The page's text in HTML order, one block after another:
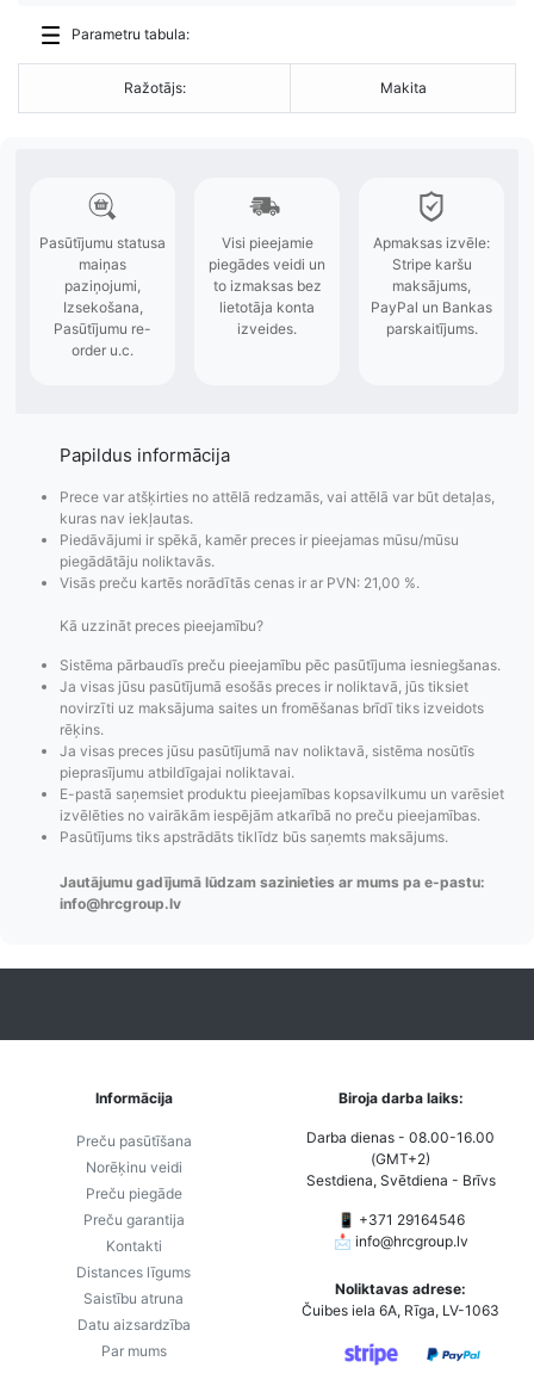
Parametru tabula:
Ražotājs: Makita
Pasūtījumu statusa
maiņas
paziņojumi,
Izsekošana,
order u.c.
Visi pieejamie
piegādes veidi un
to izmaksas bez
lietotāja konta
Papildus informācija
Prece var atšķirties no attēlā redzamās, vai attēlā var būt detaļas,
kuras nav iekļautas.
Piedāvājumi ir spēkā, kamēr preces ir pieejamas mūsu/mūsu
piegādātāju noliktavās.
Visās preču kartēs norādītās cenas ir ar PVN: 21,00 %.
Kā uzzināt preces pieejamību?
Sistēma pārbaudīs preču pieejamību pēc pasūtījuma iesniegšanas.
Ja visas jūsu pasūtījumā esošās preces ir noliktavā, jūs tiksiet
novirzīti uz maksājuma saites un fromēšanas brīdī tiks izveidots
rēķins.
Ja visas preces jūsu pasūtījumā nav noliktavā, sistēma nosūtīs
pieprasījumu atbildīgajai noliktavai.
E-pastā saņemsiet produktu pieejamības kopsavilkumu un varēsiet
izvēlēties no vairākām iespējām atkarībā no preču pieejamības.
Pasūtījums tiks apstrādāts tiklīdz būs saņemts maksājums.
Jautājumu gadījumā lūdzam sazinieties ar mums pa e-pastu:
info@hrcgroup.lv
Informācija
Preču pasūtīšana
Norēķinu veidi
Preču piegāde
Preču garantija
Kontakti
Distances līgums
Saistību atruna
Datu aizsardzība
Par mums
Biroja darba laiks:
Darba dienas - 08.00-16.00
(GMT+2)
Sestdiena, Svētdiena - Brīvs
📱 +371 29164546
📩 info@hrcgroup.lv
Noliktavas adrese:
Čuibes iela 6A, Rīga, LV-1063